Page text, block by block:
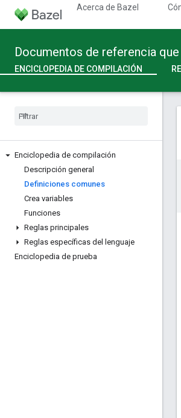
Acerca de Bazel
Documentos de referencia
ENCICLOPEDIA DE COMPILACIÓN
Enciclopedia de compilación
Descripción general
Definiciones comunes
Crea variables
Funciones
Reglas principales
Reglas específicas del lenguaje
Enciclopedia de prueba